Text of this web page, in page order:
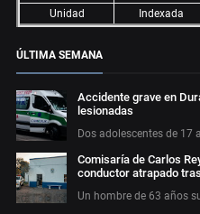
Unidad
Indexada
ÚLTIMA SEMANA
Accidente grave en
lesionadas
Dos adolescentes de 17
Comisaría de Carlos
conductor atrapado
Un hombre de 63 años